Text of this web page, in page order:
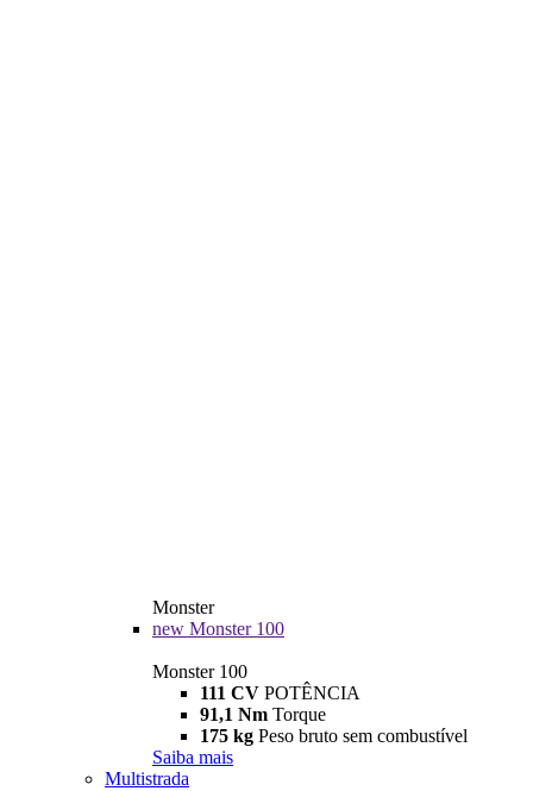
Monster
new Monster 100
Monster 100
111 CV POTÊNCIA
91,1 Nm Torque
175 kg Peso bruto sem combustível
Saiba mais
Multistrada